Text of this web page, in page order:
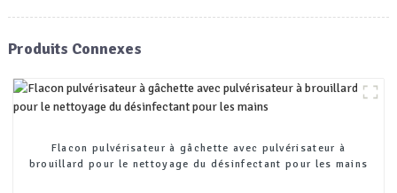
Produits Connexes
Flacon pulvérisateur à gâchette avec pulvérisateur à
brouillard pour le nettoyage du désinfectant pour les mains